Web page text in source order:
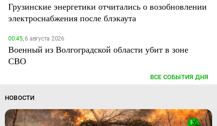
Грузинские энергетики отчитались о возобновлении
электроснабжения после блэкаута
00:45,6 августа 2026
Военный из Волгоградской области убит в зоне
СВО
ВСЕ СОБЫТИЯ ДНЯ
НОВОСТИ